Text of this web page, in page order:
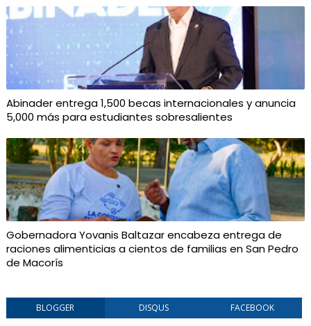
Abinader entrega 1,500 becas internacionales y anuncia
5,000 más para estudiantes sobresalientes
Gobernadora Yovanis Baltazar encabeza entrega de
raciones alimenticias a cientos de familias en San Pedro
de Macorís
BLOGGER DISQUS FACEBOOK